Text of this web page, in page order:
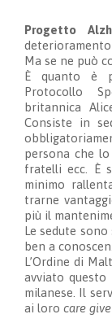
Progetto
Ma se ne può
È quanto è
Protocollo
britannica
Consiste in
persona che
fratelli ecc. È
minimo
trarne
più il
Le sedute sono
ben a
L’Ordine di
avviato
milanese. Il
ai loro care gi